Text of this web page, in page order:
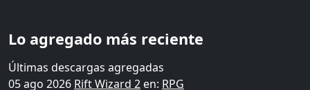
Lo agregado más reciente
Últimas descargas agregadas
05 ago 2026 Rift Wizard 2 en: RPG